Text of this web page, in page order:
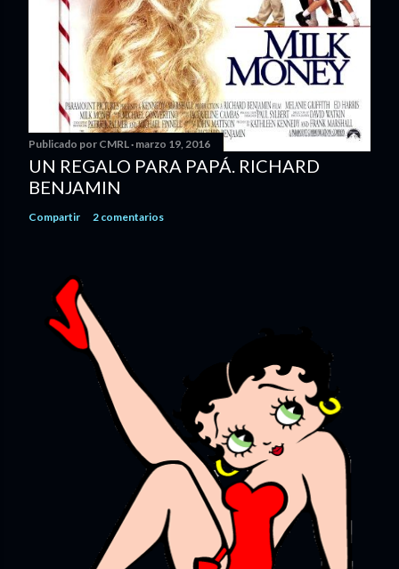
Publicado por CMRL marzo 19, 2016
UN REGALO PARA PAPÁ. RICHARD
BENJAMIN
Compartir 2 comentarios